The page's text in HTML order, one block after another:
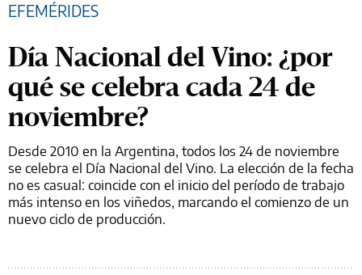
EFEMÉRIDES
Día Nacional del Vino: ¿por
qué se celebra cada 24 de
noviembre?
Desde 2010 en la Argentina, todos los 24 de noviembre
se celebra el Día Nacional del Vino. La elección de la fecha
no es casual: coincide con el inicio del período de trabajo
más intenso en los viñedos, marcando el comienzo de un
nuevo ciclo de producción.